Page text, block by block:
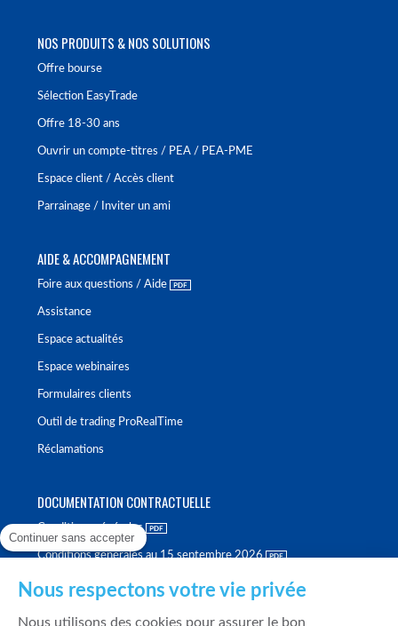
NOS PRODUITS & NOS SOLUTIONS
Offre bourse
Sélection EasyTrade
Offre 18-30 ans
Ouvrir un compte-titres / PEA / PEA-PME
Espace client / Accès client
Parrainage / Inviter un ami
AIDE & ACCOMPAGNEMENT
Foire aux questions / Aide
Assistance
Espace actualités
Espace webinaires
Formulaires clients
Outil de trading ProRealTime
Réclamations
DOCUMENTATION CONTRACTUELLE
Conditions générales
Conditions générales au 15 septembre 2026
Continuer sans accepter
Nous respectons votre vie privée
Nous utilisons des cookies pour assurer le bon